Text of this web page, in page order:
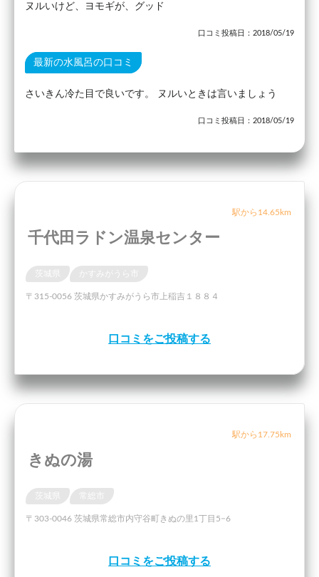
ヌルいけど、ヨモギが、グッド
口コミ投稿日：2018/05/19
最新の水風呂の口コミ
さいきん冷た目で良いです。 ヌルいときは言いましょう
口コミ投稿日：2018/05/19
駅から14.65km
千代田ラドン温泉センター
かすみがうら市
〒315-0056 茨城県かすみがうら市上稲吉１８８４
口コミをご投稿する
駅から17.75km
きぬの湯
〒303-0046 茨城県常総市内守谷町きぬの里1丁目5−6
口コミをご投稿する